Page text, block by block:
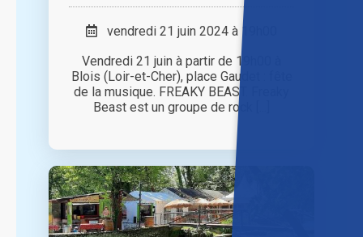
vendredi 21 juin 2024 à 19h00
Vendredi 21 juin à partir de 19h00 à
Blois (Loir-et-Cher), place Gaudet : fête
de la musique. FREAKY BEAST. Freaky
Beast est un groupe de rock [...]